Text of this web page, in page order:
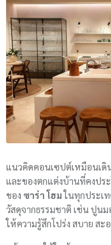
แนวคิดคอนเซปต์เหมือนเดิ
และของตกแต่งบ้านที่คงปร
ของ ซาร่า โฮมในทุกประเ
วัสดุจากธรรมชาติ เช่น ปูน
ให้ความรู้สึกโปร่ง สบาย สะ